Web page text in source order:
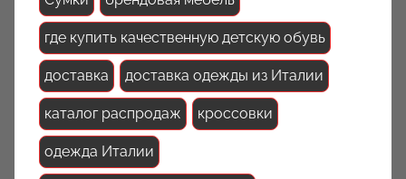
где купить качественную детскую обувь
доставка доставка одежды из Италии
каталог распродаж кроссовки
одежда Италии